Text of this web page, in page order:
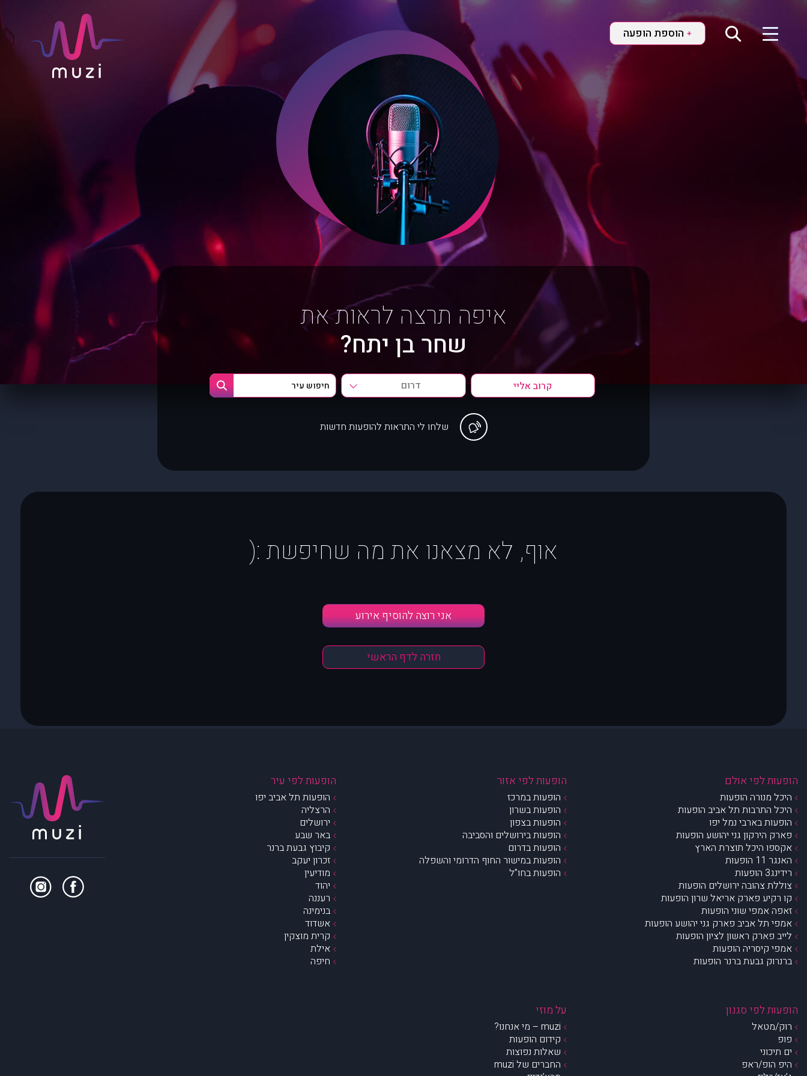
+ הוספת הופעה
איפה תרצה לראות את
שחר בן יתח?
דרום
שלחו לי התראות להופעות חדשות
אוף, לא מצאנו את מה שחיפשת :(
אני רוצה להוסיף אירוע
חזרה לדף הראשי
הופעות לפי אולם
היכל מנורה הופעות
היכל התרבות תל אביב הופעות
הופעות בארבי נמל יפו
פארק הירקון גני יהושע הופעות
אקספו היכל תוצרת הארץ
האנגר 11 הופעות
רידינג3 הופעות
צוללת צהובה ירושלים הופעות
קו רקיע פארק אריאל שרון הופעות
זאפה אמפי שוני הופעות
אמפי תל אביב פארק גני יהושע הופעות
לייב פארק ראשון לציון הופעות
אמפי קיסריה הופעות
ברנרוק גבעת ברנר הופעות
הופעות לפי אזור
הופעות במרכז
הופעות בשרון
הופעות בצפון
הופעות בירושלים והסביבה
הופעות בדרום
הופעות במישור החוף הדרומי והשפלה
הופעות בחו”ל
הופעות לפי עיר
הופעות תל אביב יפו
הרצליה
ירושלים
באר שבע
קיבוץ גבעת ברנר
זכרון יעקב
מודיעין
יהוד
רעננה
בנימינה
אשדוד
קרית מוצקין
אילת
חיפה
הופעות לפי סגנון
רוק/מטאל
פופ
ים תיכוני
היפ הופ/ראפ
על מוזי
muzi – מי אנחנו?
קידום הופעות
שאלות נפוצות
החברים של muzi